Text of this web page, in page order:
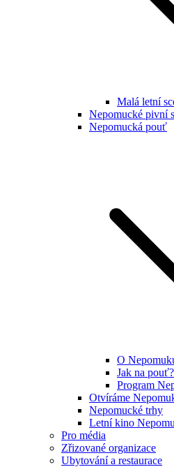
Malá letní
Nepomucké pivní
Nepomucká pouť
O
Jak na pouť?
Program
Otvíráme
Nepomucké trhy
Letní kino
Pro média
Zřizované organizace
Ubytování a restaurace